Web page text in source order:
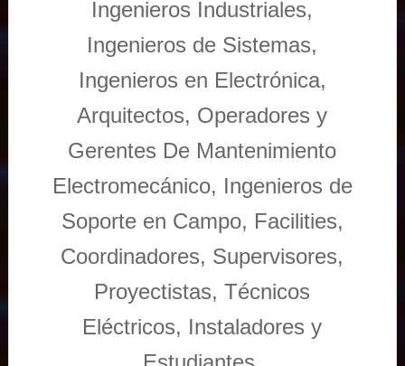
Ingenieros Industriales,
Ingenieros de Sistemas,
Ingenieros en Electrónica,
Arquitectos, Operadores y
Gerentes De Mantenimiento
Electromecánico, Ingenieros de
Soporte en Campo, Facilities,
Coordinadores, Supervisores,
Proyectistas, Técnicos
Eléctricos, Instaladores y